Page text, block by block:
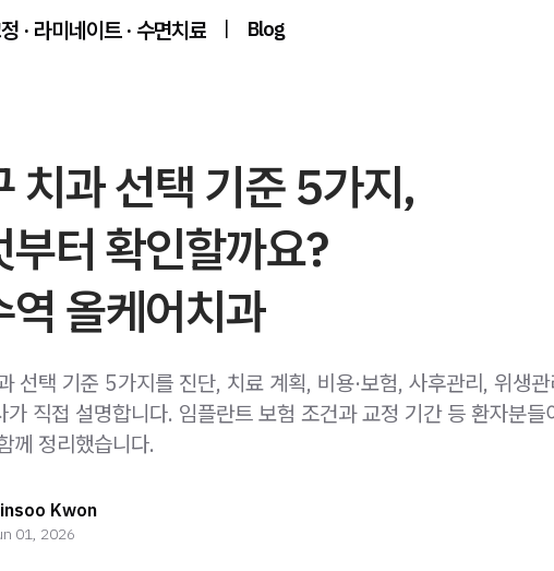
· 라미네이트 · 수면치료 | Blog
치과 선택 기준 5가지,
부터 확인할까요?
역 올케어치과
선택 기준 5가지를 진단, 치료 계획, 비용·보험, 사후관리, 위생
가 직접 설명합니다. 임플란트 보험 조건과 교정 기간 등 환자분들
께 정리했습니다.
Kwon
01, 2026